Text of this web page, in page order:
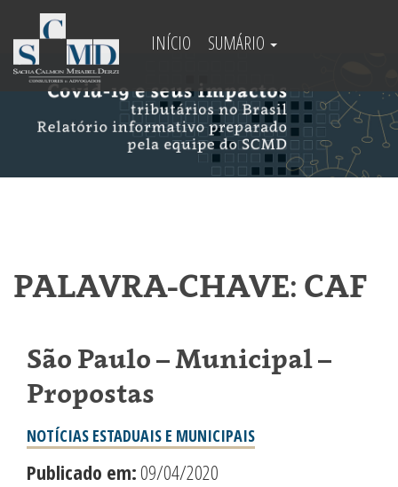
INÍCIO SUMÁRIO
PALAVRA-CHAVE: CAF
São Paulo – Municipal –
Propostas
NOTÍCIAS ESTADUAIS E MUNICIPAIS
Publicado em:09/04/2020